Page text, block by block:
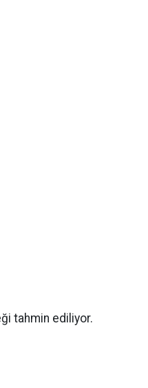
tahmin ediliyor.